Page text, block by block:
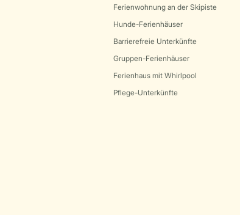
Ferienwohnung an der Skipiste
Hunde-Ferienhäuser
Barrierefreie Unterkünfte
Gruppen-Ferienhäuser
Ferienhaus mit Whirlpool
Pflege-Unterkünfte